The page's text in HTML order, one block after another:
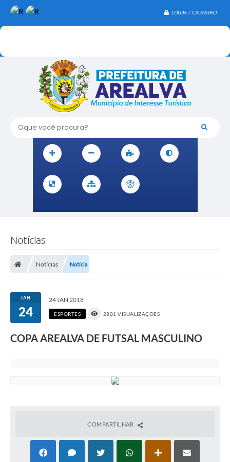
LOGIN / CADASTRO
Oque você procura?
Notícias
Notícias Notícia
JAN
24
24 JAN 2018
ESPORTES 2801 VISUALIZAÇÕES
COPA AREALVA DE FUTSAL MASCULINO
COMPARTILHAR